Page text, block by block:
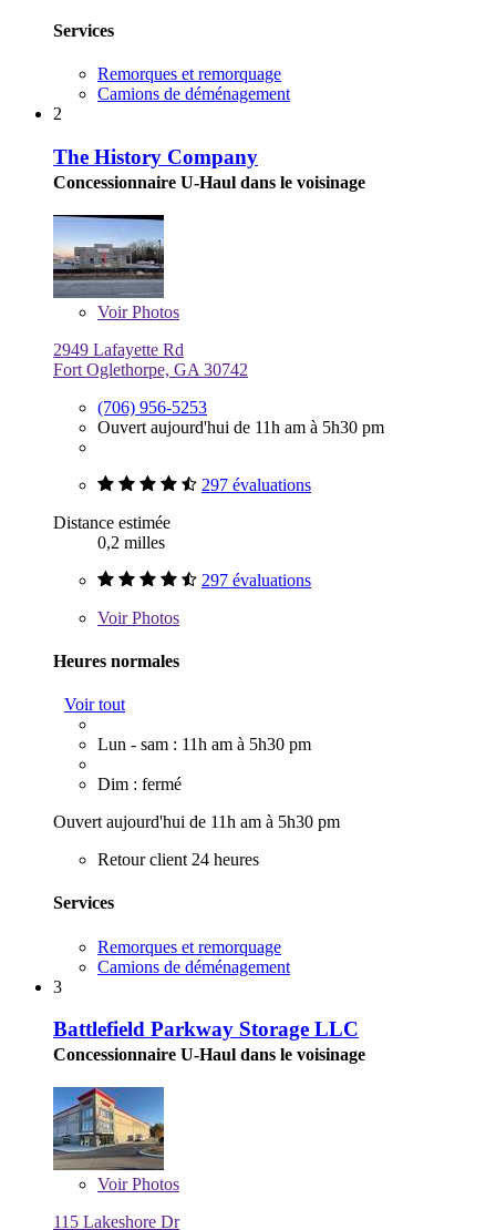
Services
Remorques et remorquage
Camions de déménagement
2
The History Company
Concessionnaire U-Haul dans le voisinage
VoirPhotos
2949 Lafayette Rd
Fort Oglethorpe, GA 30742
(706) 956-5253
Ouvert aujourd'hui de 11h am à 5h30 pm
297 évaluations
Distance estimée
0,2 milles
297 évaluations
VoirPhotos
Heures normales
Voir tout
Lun - sam : 11h am à 5h30 pm
Dim : fermé
Ouvert aujourd'hui de 11h am à 5h30 pm
Retour client 24 heures
Services
Remorques et remorquage
Camions de déménagement
3
Battlefield Parkway Storage LLC
Concessionnaire U-Haul dans le voisinage
VoirPhotos
115 Lakeshore Dr